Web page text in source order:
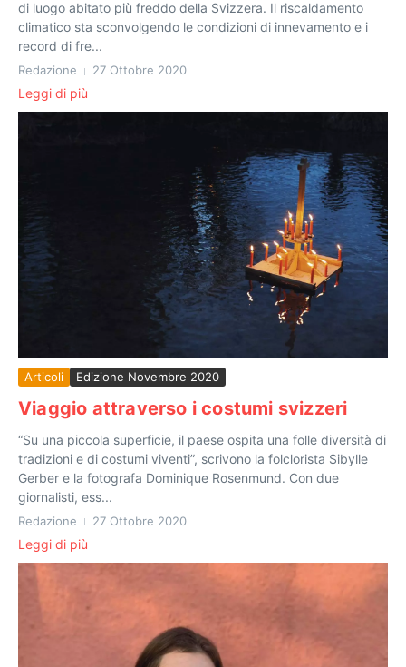
di luogo abitato più freddo della Svizzera. Il riscaldamento
climatico sta sconvolgendo le condizioni di innevamento e i
record di fre...
Redazione 27 Ottobre 2020
Leggi di più
Articoli Edizione Novembre 2020
Viaggio attraverso i costumi svizzeri
“Su una piccola superficie, il paese ospita una folle diversità di
tradizioni e di costumi viventi”, scrivono la folclorista Sibylle
Gerber e la fotografa Dominique Rosenmund. Con due
giornalisti, ess...
Redazione 27 Ottobre 2020
Leggi di più